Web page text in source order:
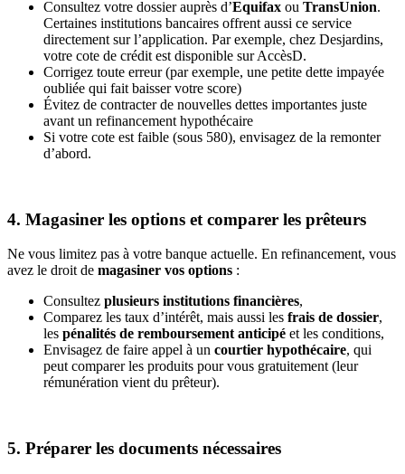
Consultez votre dossier auprès d’Equifax ou TransUnion.
Certaines institutions bancaires offrent aussi ce service
directement sur l’application. Par exemple, chez Desjardins,
votre cote de crédit est disponible sur AccèsD.
Corrigez toute erreur (par exemple, une petite dette impayée
oubliée qui fait baisser votre score)
Évitez de contracter de nouvelles dettes importantes juste
avant un refinancement hypothécaire
Si votre cote est faible (sous 580), envisagez de la remonter
d’abord.
4. Magasiner les options et comparer les prêteurs
Ne vous limitez pas à votre banque actuelle. En refinancement, vous
avez le droit de magasiner vos options :
Consultez plusieurs institutions financières,
Comparez les taux d’intérêt, mais aussi les frais de dossier,
les pénalités de remboursement anticipé et les conditions,
Envisagez de faire appel à un courtier hypothécaire, qui
peut comparer les produits pour vous gratuitement (leur
rémunération vient du prêteur).
5. Préparer les documents nécessaires